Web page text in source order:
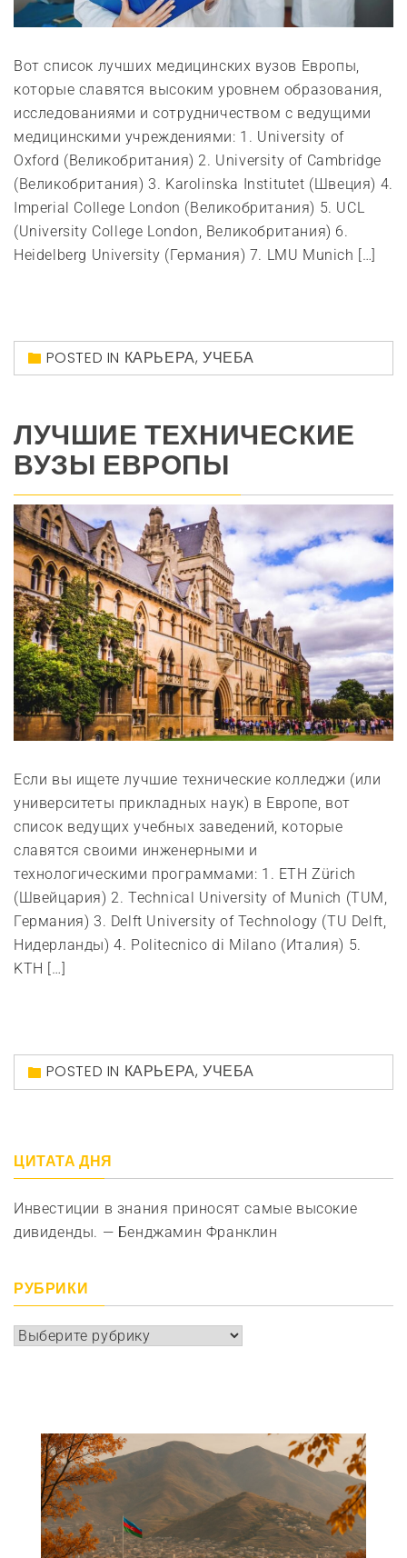
Вот список лучших медицинских вузов Европы,
которые славятся высоким уровнем образования,
исследованиями и сотрудничеством с ведущими
медицинскими учреждениями: 1. University of
Oxford (Великобритания) 2. University of Cambridge
(Великобритания) 3. Karolinska Institutet (Швеция) 4.
Imperial College London (Великобритания) 5. UCL
(University College London, Великобритания) 6.
Heidelberg University (Германия) 7. LMU Munich […]
POSTED IN КАРЬЕРА,УЧЕБА
ЛУЧШИЕ ТЕХНИЧЕСКИЕ
ВУЗЫ ЕВРОПЫ
Если вы ищете лучшие технические колледжи (или
университеты прикладных наук) в Европе, вот
список ведущих учебных заведений, которые
славятся своими инженерными и
технологическими программами: 1. ETH Zürich
(Швейцария) 2. Technical University of Munich (TUM,
Германия) 3. Delft University of Technology (TU Delft,
Нидерланды) 4. Politecnico di Milano (Италия) 5.
KTH […]
POSTED IN КАРЬЕРА,УЧЕБА
ЦИТАТА ДНЯ
Инвестиции в знания приносят самые высокие
дивиденды. — Бенджамин Франклин
РУБРИКИ
Рубрики